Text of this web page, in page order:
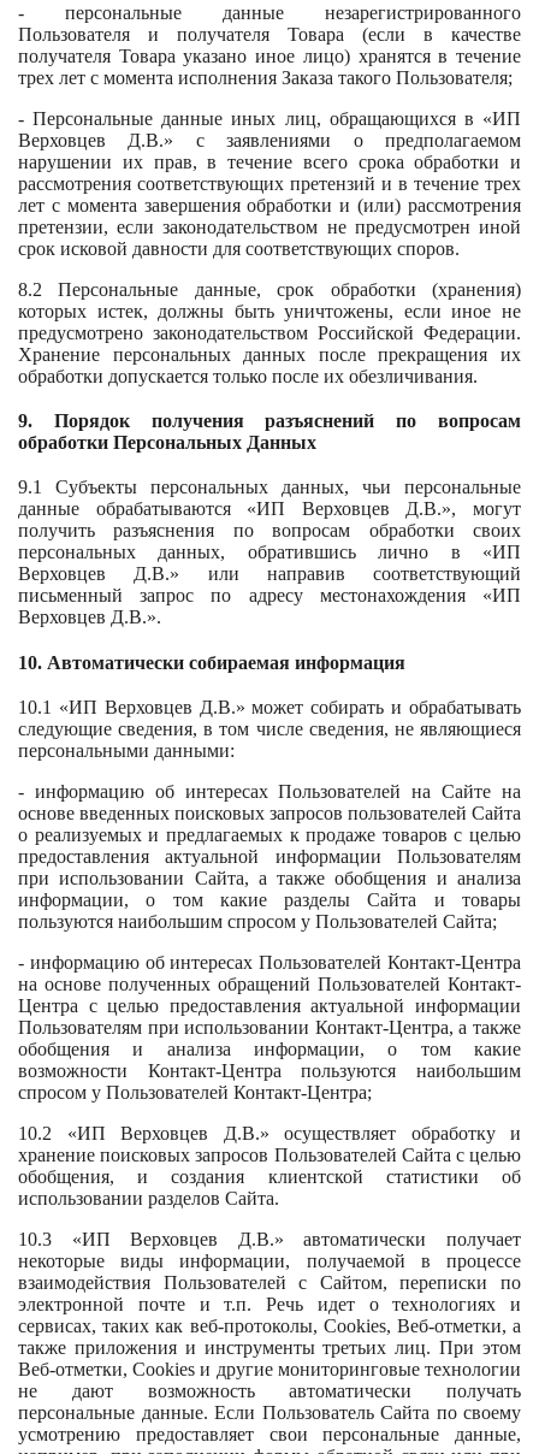
- персональные данные незарегистрированного
Пользователя и получателя Товара (если в качестве
получателя Товара указано иное лицо) хранятся в течение
трех лет с момента исполнения Заказа такого Пользователя;
- Персональные данные иных лиц, обращающихся в «ИП
Верховцев Д.В.» с заявлениями о предполагаемом
нарушении их прав, в течение всего срока обработки и
рассмотрения соответствующих претензий и в течение трех
лет с момента завершения обработки и (или) рассмотрения
претензии, если законодательством не предусмотрен иной
срок исковой давности для соответствующих споров.
8.2 Персональные данные, срок обработки (хранения)
которых истек, должны быть уничтожены, если иное не
предусмотрено законодательством Российской Федерации.
Хранение персональных данных после прекращения их
обработки допускается только после их обезличивания.
9. Порядок получения разъяснений по вопросам
обработки Персональных Данных
9.1 Субъекты персональных данных, чьи персональные
данные обрабатываются «ИП Верховцев Д.В.», могут
получить разъяснения по вопросам обработки своих
персональных данных, обратившись лично в «ИП
Верховцев Д.В.» или направив соответствующий
письменный запрос по адресу местонахождения «ИП
Верховцев Д.В.».
10. Автоматически собираемая информация
10.1 «ИП Верховцев Д.В.» может собирать и обрабатывать
следующие сведения, в том числе сведения, не являющиеся
персональными данными:
- информацию об интересах Пользователей на Сайте на
основе введенных поисковых запросов пользователей Сайта
о реализуемых и предлагаемых к продаже товаров с целью
предоставления актуальной информации Пользователям
при использовании Сайта, а также обобщения и анализа
информации, о том какие разделы Сайта и товары
пользуются наибольшим спросом у Пользователей Сайта;
- информацию об интересах Пользователей Контакт-Центра
на основе полученных обращений Пользователей Контакт-
Центра с целью предоставления актуальной информации
Пользователям при использовании Контакт-Центра, а также
обобщения и анализа информации, о том какие
возможности Контакт-Центра пользуются наибольшим
спросом у Пользователей Контакт-Центра;
10.2 «ИП Верховцев Д.В.» осуществляет обработку и
хранение поисковых запросов Пользователей Сайта с целью
обобщения, и создания клиентской статистики об
использовании разделов Сайта.
10.3 «ИП Верховцев Д.В.» автоматически получает
некоторые виды информации, получаемой в процессе
взаимодействия Пользователей с Cайтом, переписки по
электронной почте и т.п. Речь идет о технологиях и
сервисах, таких как веб-протоколы, Cookies, Веб-отметки, а
также приложения и инструменты третьих лиц. При этом
Веб-отметки, Cookies и другие мониторинговые технологии
не дают возможность автоматически получать
персональные данные. Если Пользователь Сайта по своему
усмотрению предоставляет свои персональные данные,